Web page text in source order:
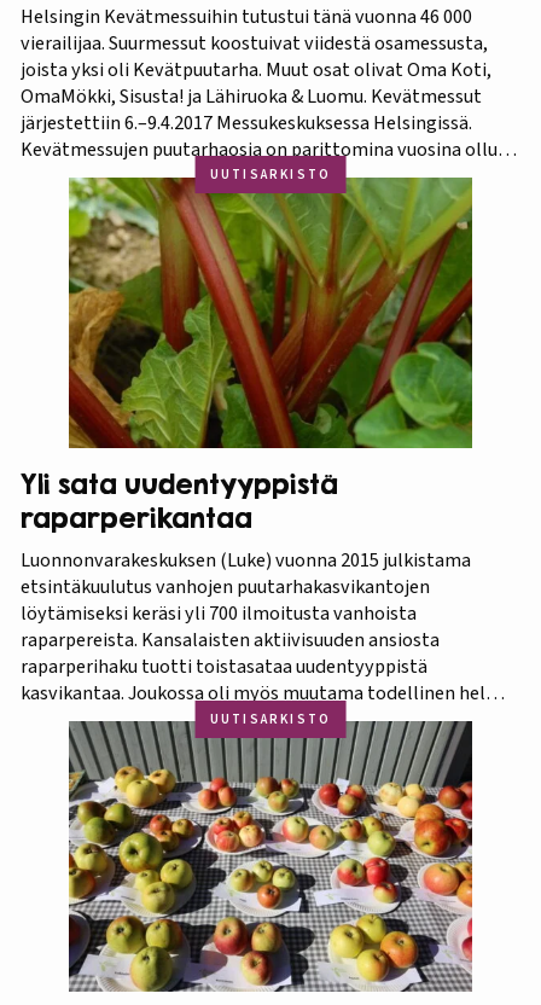
Helsingin Kevätmessuihin tutustui tänä vuonna 46 000
vierailijaa. Suurmessut koostuivat viidestä osamessusta,
joista yksi oli Kevätpuutarha. Muut osat olivat Oma Koti,
OmaMökki, Sisusta! ja Lähiruoka & Luomu. Kevätmessut
järjestettiin 6.–9.4.2017 Messukeskuksessa Helsingissä.
Kevätmessujen puutarhaosia on parittomina vuosina ollut
Kevätpuutarha ja parillisina Oma Piha -messut. Jatkossa
joka kevät puutarhanäyttelyn nimi tulee olemaan
Kevätpuutarha. Kevätpuutarhan kumppanina on
Puutarhaliitto.…
UUTISARKISTO
Yli sata uudentyyppistä
raparperikantaa
Luonnonvarakeskuksen (Luke) vuonna 2015 julkistama
etsintäkuulutus vanhojen puutarhakasvikantojen
löytämiseksi keräsi yli 700 ilmoitusta vanhoista
raparpereista. Kansalaisten aktiivisuuden ansiosta
raparperihaku tuotti toistasataa uudentyyppistä
kasvikantaa. Joukossa oli myös muutama todellinen helmi.
Koko aineistosta jatkotutkimuksiin pääsi 375 kasvia, joista
60 prosenttia osoittautui vihreä-punavartiseksi Victoria-
lajikkeeksi. Raparperitutkimus dokumentoitiin vaihe
vaiheelta elokuvaksi ”Raparperin kadonneita geenejä
etsimässä”. Elokuvan ensiesitys ja tutkimustulosten
julkistus…
UUTISARKISTO